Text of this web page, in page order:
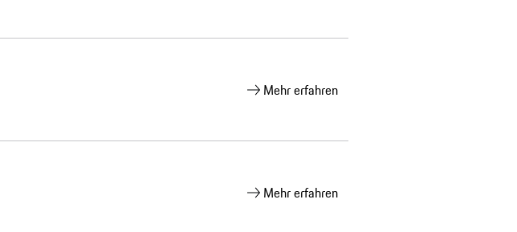
Mehr erfahren
Mehr erfahren